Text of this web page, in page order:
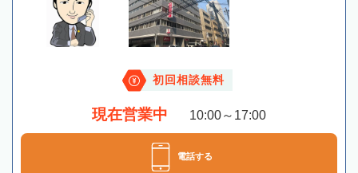
初回相談無料
現在営業中 10:00～17:00
電話する